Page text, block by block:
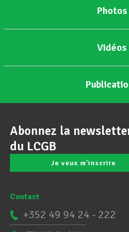
Photos
Vidéos
Abonnez la
du LCGB
Je veux m'inscrire
Contact
+352 49 94 24 - 222